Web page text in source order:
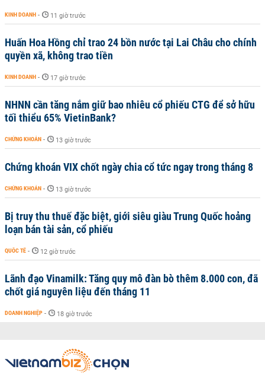
KINH DOANH - 11 giờ trước
Huấn Hoa Hồng chỉ trao 24 bồn nước tại Lai Châu cho chính
quyền xã, không trao tiền
KINH DOANH - 17 giờ trước
NHNN cần tăng nắm giữ bao nhiêu cổ phiếu CTG để sở hữu
tối thiểu 65% VietinBank?
CHỨNG KHOÁN - 13 giờ trước
Chứng khoán VIX chốt ngày chia cổ tức ngay trong tháng 8
CHỨNG KHOÁN - 13 giờ trước
Bị truy thu thuế đặc biệt, giới siêu giàu Trung Quốc hoảng
loạn bán tài sản, cổ phiếu
QUỐC TẾ - 12 giờ trước
Lãnh đạo Vinamilk: Tăng quy mô đàn bò thêm 8.000 con, đã
chốt giá nguyên liệu đến tháng 11
DOANH NGHIỆP - 18 giờ trước